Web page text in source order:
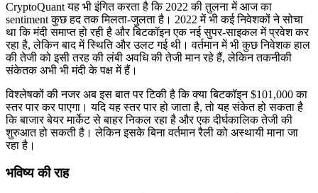
CryptoQuant यह भी इंगित करता है कि 2022 की तुलना में आज का
sentiment कुछ हद तक मिलता-जुलता है। 2022 में भी कई निवेशकों ने सोचा
था कि मंदी समाप्त हो रही है और बिटकॉइन एक नई सुपर-साइकल में प्रवेश कर
रहा है, लेकिन बाद में स्थिति और उलट गई थी। वर्तमान में भी कुछ निवेशक हाल
की तेजी को इसी तरह की लंबी अवधि की तेजी मान रहे हैं, लेकिन तकनीकी
संकेतक अभी भी मंदी के पक्ष में हैं।
विश्लेषकों की नजर अब इस बात पर टिकी है कि क्या बिटकॉइन $101,000 का
स्तर पार कर पाएगा। यदि यह स्तर पार हो जाता है, तो यह संकेत हो सकता है
कि बाजार बेयर मार्केट से बाहर निकल रहा है और एक दीर्घकालिक तेजी की
शुरुआत हो सकती है। लेकिन इसके बिना वर्तमान रैली को अस्थायी माना जा
रहा है।
भविष्य की राह